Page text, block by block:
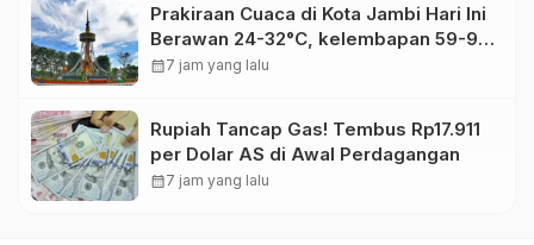
Prakiraan Cuaca di Kota Jambi Hari Ini
Berawan 24-32°C, kelembapan 59-97
persen.
calendar_month7 jam yang lalu
Rupiah Tancap Gas! Tembus Rp17.911
per Dolar AS di Awal Perdagangan
calendar_month7 jam yang lalu